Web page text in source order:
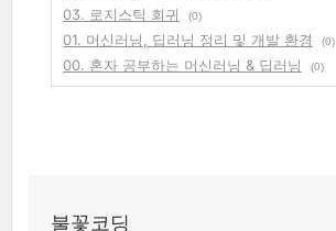
03. 로지스틱 회귀
(0)
01. 머신러닝, 딥러닝 정리 및 개발 환경
(0)
00. 혼자 공부하는 머신러닝 & 딥러닝
(0)
불꽃코딩